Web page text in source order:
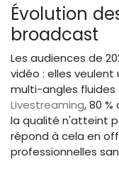
Évolution
broadcast
Les audiences de
vidéo : elles
multi-angles fluides
Livestreaming, 80
la qualité n'atteint
répond à cela en
professionnelles